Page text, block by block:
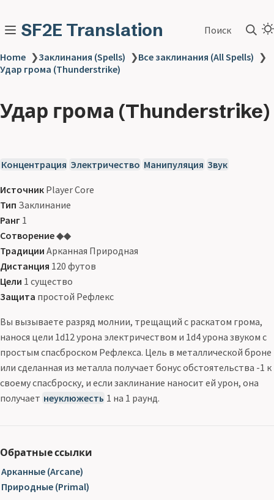
SF2E Translation Поиск
Home ❯Заклинания (Spells) ❯Все заклинания (All Spells) ❯
Удар грома (Thunderstrike)
Удар грома (Thunderstrike)
Концентрация Электричество Манипуляция Звук
Источник Player Core
Тип Заклинание
Ранг 1
Сотворение◆◆
Традиции Арканная Природная
Дистанция 120 футов
Цели 1 существо
Защита простой Рефлекс
Вы вызываете разряд молнии, трещащий с раскатом грома,
нанося цели 1d12 урона электричеством и 1d4 урона звуком с
простым спасброском Рефлекса. Цель в металлической броне
или сделанная из металла получает бонус обстоятельства -1 к
своему спасброску, и если заклинание наносит ей урон, она
получает неуклюжесть 1 на 1 раунд.
Обратные ссылки
Арканные (Arcane)
Природные (Primal)